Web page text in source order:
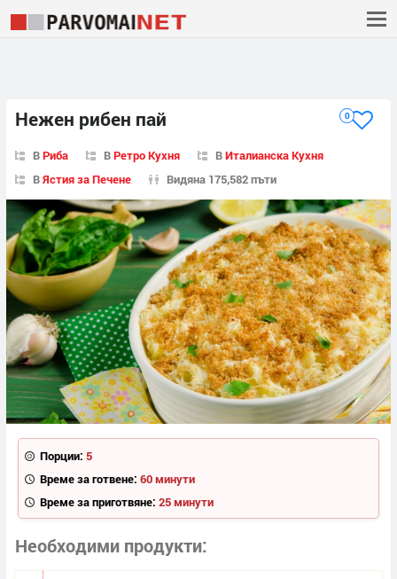
Нежен рибен пай 0
ВРиба ВРетро Кухня ВИталианска Кухня
ВЯстия за Печене Видяна 175,582 пъти
Порции: 5
Време за готвене: 60 минути
Време за приготвяне: 25 минути
Необходими продукти